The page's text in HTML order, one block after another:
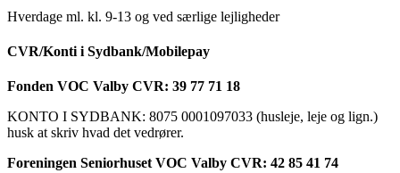
Hverdage ml. kl. 9-13 og ved særlige lejligheder
CVR/Konti i Sydbank/Mobilepay
Fonden VOC Valby CVR: 39 77 71 18
KONTO I SYDBANK: 8075 0001097033 (husleje, leje og lign.)
husk at skriv hvad det vedrører.
Foreningen Seniorhuset VOC Valby CVR: 42 85 41 74